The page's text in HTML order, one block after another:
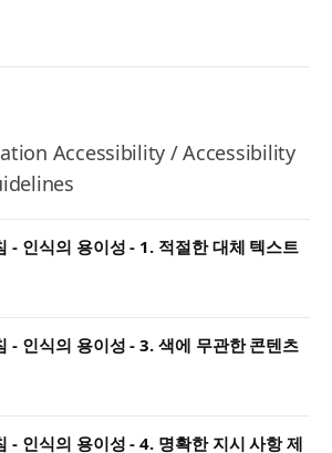
Accessibility / Accessibility
- 인식의 용이성 - 1. 적절한 대체 텍스트
- 인식의 용이성 - 3. 색에 무관한 콘텐츠
- 인식의 용이성 - 4. 명확한 지시 사항 제